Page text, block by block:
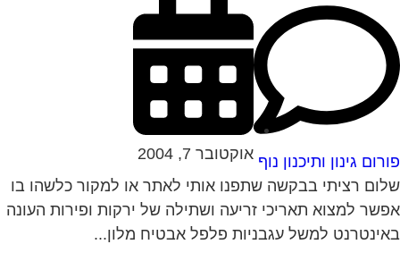
גינון ותיכנון נוף אוקטובר 7, 2004
רציתי בבקשה שתפנו אותי לאתר או למקור כלשהו בו
למצוא תאריכי זריעה ושתילה של ירקות ופירות העונה
למשל עגבניות פלפל אבטיח מלון...